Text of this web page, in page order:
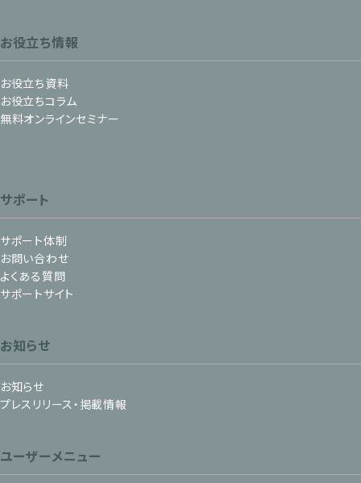
お役立ち情報
お役立ち資料
お役立ちコラム
無料オンラインセミナー
サポート
サポート体制
お問い合わせ
よくある質問
サポートサイト
お知らせ
お知らせ
プレスリリース・掲載情報
ユーザーメニュー